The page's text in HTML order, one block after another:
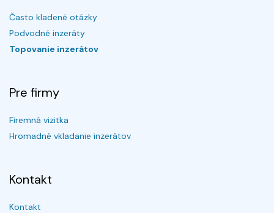
Často kladené otázky
Podvodné inzeráty
Topovanie inzerátov
Pre firmy
Firemná vizitka
Hromadné vkladanie inzerátov
Kontakt
Kontakt